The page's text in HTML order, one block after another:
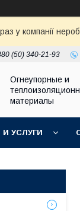
у компанії
(50) 340-21-93
Огнеупорные и
материалы
УСЛУГИ